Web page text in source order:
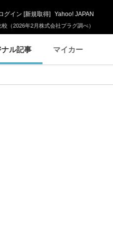
（2026年2月株式会社プラグ調べ）
グイン [新規取得] Yahoo! JAPAN
ル記事 マイカー